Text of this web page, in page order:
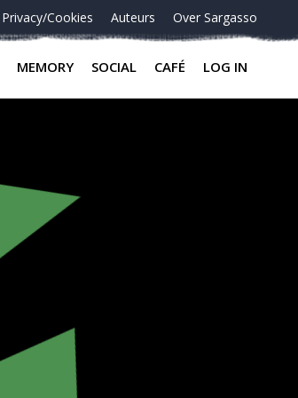
Privacy/Cookies Auteurs Over Sargasso
MEMORY SOCIAL CAFÉ LOG IN